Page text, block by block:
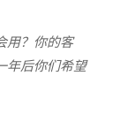
用？你的客
年后你们希望